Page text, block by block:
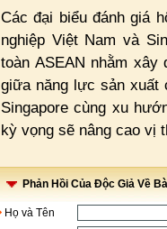
Các đại biểu đánh giá
nghiệp Việt Nam và
toàn ASEAN nhằm
giữa năng lực sản xuất
Singapore cùng xu
kỳ vọng sẽ nâng cao vị
Phản Hồi Của Độc Giả Về
Họ và Tên